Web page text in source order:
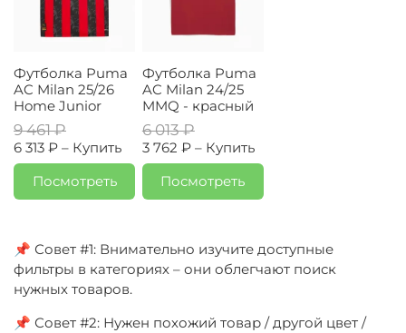
Футболка Puma
AC Milan 25/26
Home Junior
9 461 ₽
6 313 ₽ – Купить
Посмотреть
Футболка Puma
AC Milan 24/25
MMQ - красный
6 013 ₽
3 762 ₽ – Купить
Посмотреть
📌 Совет #1: Внимательно изучите доступные
фильтры в категориях – они облегчают поиск
нужных товаров.
📌 Совет #2: Нужен похожий товар / другой цвет /